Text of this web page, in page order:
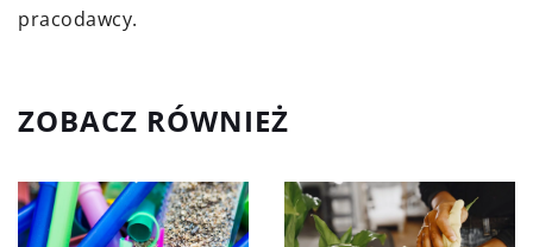
pracodawcy.
ZOBACZ RÓWNIEŻ